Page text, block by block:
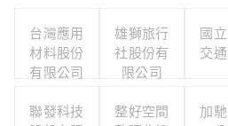
台灣應用
材料股份
有限公司
雄獅旅行
社股份有
限公司
國
交
聯發科技
整好空間
加